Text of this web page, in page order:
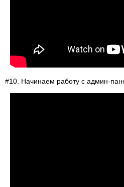
#10. Начинаем работу с админ-